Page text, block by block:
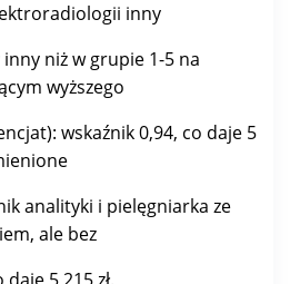
inny
niż w grupie 1-5 na
wyższego
wskaźnik 0,94, co daje 5
analityki i pielęgniarka ze
ale bez